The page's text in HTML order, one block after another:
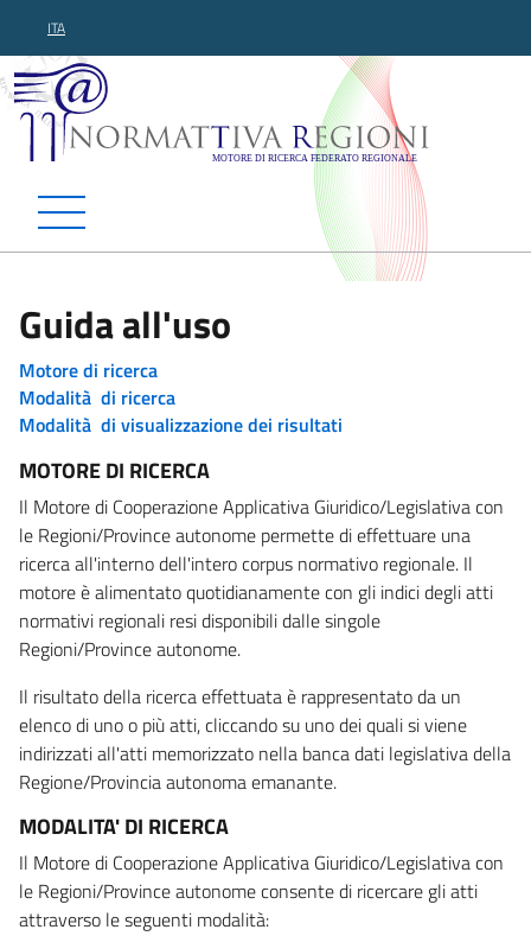
ITA
Normattiva Regioni -
Guida all'uso
Motore di ricerca
Modalità di ricerca
Modalità di visualizzazione dei risultati
MOTORE DI RICERCA
Il Motore di Cooperazione Applicativa Giuridico/Legislativa con
le Regioni/Province autonome permette di effettuare una
ricerca all'interno dell'intero corpus normativo regionale. Il
motore è alimentato quotidianamente con gli indici degli atti
normativi regionali resi disponibili dalle singole
Regioni/Province autonome.
Il risultato della ricerca effettuata è rappresentato da un
elenco di uno o più atti, cliccando su uno dei quali si viene
indirizzati all'atti memorizzato nella banca dati legislativa della
Regione/Provincia autonoma emanante.
MODALITA' DI RICERCA
Il Motore di Cooperazione Applicativa Giuridico/Legislativa con
le Regioni/Province autonome consente di ricercare gli atti
attraverso le seguenti modalità: